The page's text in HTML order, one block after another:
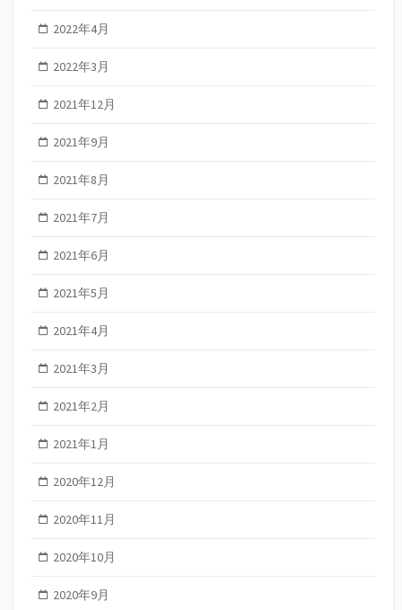
2022年4月
2022年3月
2021年12月
2021年9月
2021年8月
2021年7月
2021年6月
2021年5月
2021年4月
2021年3月
2021年2月
2021年1月
2020年12月
2020年11月
2020年10月
2020年9月